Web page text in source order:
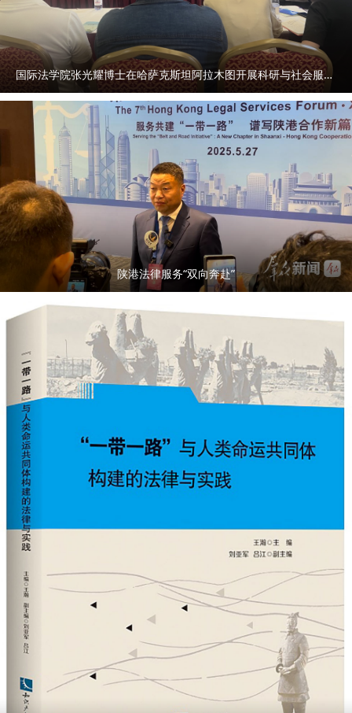
国际法学院张光耀博士在哈萨克斯坦阿拉木图开展科研与社会服务活动
陕港法律服务“双向奔赴”